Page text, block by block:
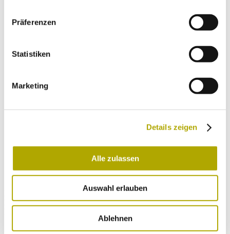
Präferenzen
Statistiken
Marketing
Details zeigen
Alle zulassen
Auswahl erlauben
Ablehnen
Hintergründe zu tierischen Rückkehrern in die
und verstanden und stimme der Verarbeitung
Jetzt absenden
Naturmuseum Südtirol